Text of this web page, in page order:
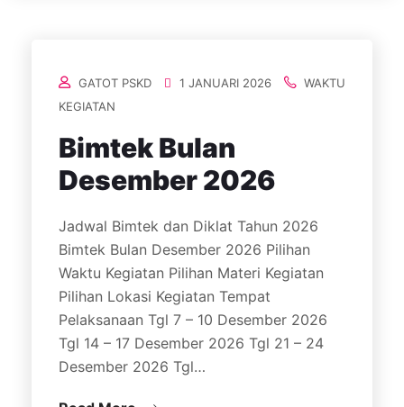
GATOT PSKD 1 JANUARI 2026
WAKTU
KEGIATAN
Bimtek Bulan
Desember 2026
Jadwal Bimtek dan Diklat Tahun 2026
Bimtek Bulan Desember 2026 Pilihan
Waktu Kegiatan Pilihan Materi Kegiatan
Pilihan Lokasi Kegiatan Tempat
Pelaksanaan Tgl 7 – 10 Desember 2026
Tgl 14 – 17 Desember 2026 Tgl 21 – 24
Desember 2026 Tgl…